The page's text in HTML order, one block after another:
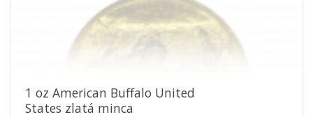
1 oz American Buffalo United
States zlatá minca